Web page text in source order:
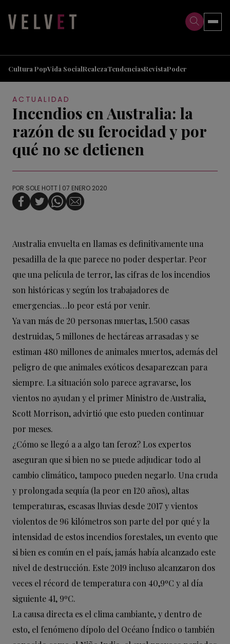
Cultura PopVida SocialRealezaTendenciasRevistaPoder
ACTUALIDAD
Incendios en Australia: la
razón de su ferocidad y por
qué no se detienen
POR SOLE HOTT | 07 ENERO 2020
Australia envuelta en llamas es definitivamente una
pesadilla de la que parece no poder despertar. Peor
que una película de terror, las cifras de los incendios
son históricas y según los trabajadores de
emergencias…lo peor está por venir.
Ya van más de 20 personas muertas, 1.500 casas
destruidas, 5 millones de hectáreas arrasadas y se
estiman 480 millones de animales muertos, además del
peligro de que animales exóticos desaparezcan para
siempre. La situación solo parece agravarse, los
vientos no ayudan y el primer Ministro de Australia,
Scott Morrison, advirtió que esto pueden continuar
por meses.
¿Cómo se llegó a a algo tan feroz? Los expertos
aseguran que si bien no se puede adjudicar todo al
cambio climático, tampoco pueden negarlo. Una cruda
y prolongada sequía (la peor en 120 años), altas
temperaturas, escasas lluvias desde 2017 y vientos
violentos de 96 kilómetros son parte del por qué y la
intensidad de estos incendios forestales, un evento que
si bien es común en el país, jamás había alcanzado este
nivel de destrucción. Este 2019 incluso alcanzaron dos
veces el récord de temperatura con 40,9ºC y al día
siguiente 41, 9ºC.
La causa directa es el clima cambiante, y dentro de
esto, el fenómeno dípolo del Océano Índico o también